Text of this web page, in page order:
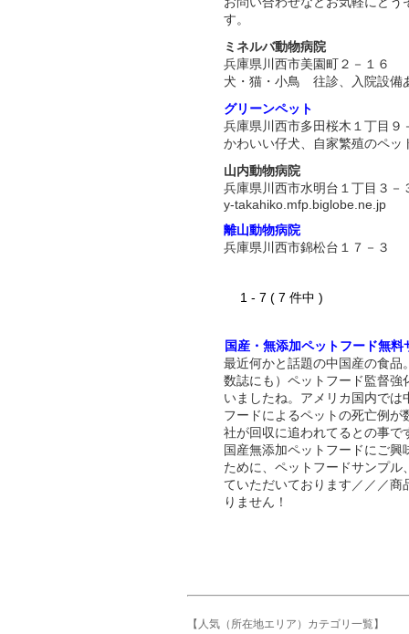
す。
ミネルバ動物病院
兵庫県川西市美園町２－１６
犬・猫・小鳥 往診、入院設備
グリーンペット
兵庫県川西市多田桜木１丁目９
かわいい仔犬、自家繁殖のペッ
山内動物病院
兵庫県川西市水明台１丁目３－
y-takahiko.mfp.biglobe.ne.jp
離山動物病院
兵庫県川西市錦松台１７－３
1 - 7 ( 7 件中 )
国産・無添加ペットフード無料
最近何かと話題の中国産の食品
数誌にも）ペットフード監督強
いましたね。アメリカ国内で
フードによるペットの死亡例
社が回収に追われてるとの事で
国産無添加ペットフードにご
ために、ペットフードサンプ
ていただいております／／／
りません！
【人気（所在地エリア）カテゴリ一覧】